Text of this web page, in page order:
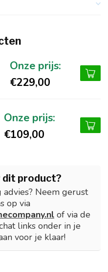
€229,00
€109,00
dit product?
Neem gerust
op via
of via de
links onder in je
voor je klaar!